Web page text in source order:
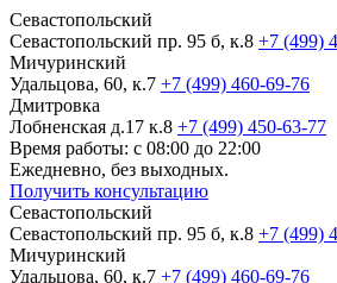
Севастопольский
Севастопольский пр. 95 б, к.8 +7 (499)
Мичуринский
Удальцова, 60, к.7 +7 (499) 460-69-76
Дмитровка
Лобненская д.17 к.8 +7 (499) 450-63-77
Время работы: с 08:00 до 22:00
Ежедневно, без выходных.
Получить консультацию
Севастопольский
Севастопольский пр. 95 б, к.8 +7 (499)
Мичуринский
Удальцова, 60, к.7 +7 (499) 460-69-76